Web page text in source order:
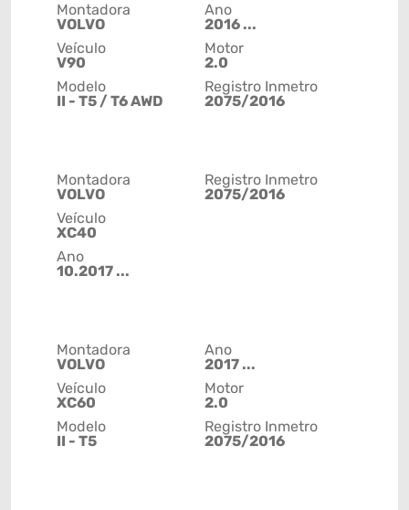
Montadora
VOLVO
Veículo
V90
Modelo
II - T5 / T6 AWD
Ano
2016 ...
Motor
2.0
Registro Inmetro
2075/2016
Montadora
VOLVO
Veículo
XC40
Ano
10.2017 ...
Registro Inmetro
2075/2016
Montadora
VOLVO
Veículo
XC60
Modelo
II - T5
Ano
2017 ...
Motor
2.0
Registro Inmetro
2075/2016